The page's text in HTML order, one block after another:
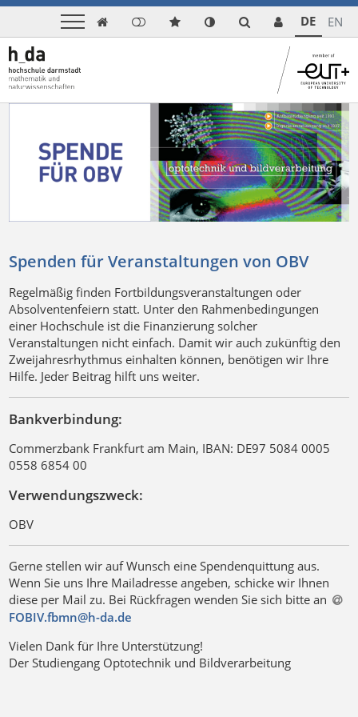
 DE EN
Spenden für Veranstaltungen von OBV
Regelmäßig finden Fortbildungsveranstaltungen oder
Absolventenfeiern statt. Unter den Rahmenbedingungen
einer Hochschule ist die Finanzierung solcher
Veranstaltungen nicht einfach. Damit wir auch zukünftig den
Zweijahresrhythmus einhalten können, benötigen wir Ihre
Hilfe. Jeder Beitrag hilft uns weiter.
Bankverbindung:
Commerzbank Frankfurt am Main, IBAN: DE97 5084 0005
0558 6854 00
Verwendungszweck:
OBV
Gerne stellen wir auf Wunsch eine Spendenquittung aus.
Wenn Sie uns Ihre Mailadresse angeben, schicke wir Ihnen
diese per Mail zu. Bei Rückfragen wenden Sie sich bitte an
FOBIV.fbmn@h-da.de
Vielen Dank für Ihre Unterstützung!
Der Studiengang Optotechnik und Bildverarbeitung